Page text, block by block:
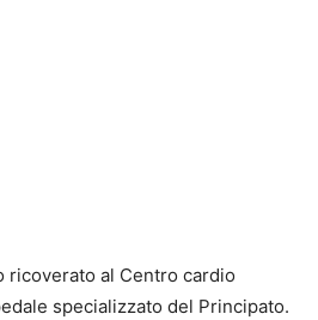
ricoverato al Centro cardio
specializzato del Principato.